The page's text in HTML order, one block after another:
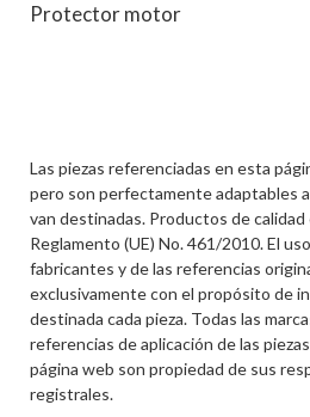
Protector motor
Las piezas referenciadas en esta
pero son perfectamente adaptables
van destinadas. Productos de
Reglamento (UE) No. 461/2010. El
fabricantes y de las referencias
exclusivamente con el propósito de
destinada cada pieza. Todas las
referencias de aplicación de las
página web son propiedad de sus
registrales.